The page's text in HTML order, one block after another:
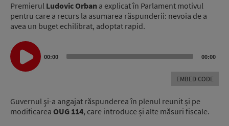
Premierul Ludovic Orban a explicat în Parlament motivul
pentru care a recurs la asumarea răspunderii: nevoia de a
avea un buget echilibrat, adoptat rapid.
Audio
Player
00:00 00:00
EMBED CODE
Guvernul şi-a angajat răspunderea în plenul reunit și pe
modificarea OUG 114, care introduce și alte măsuri fiscale.